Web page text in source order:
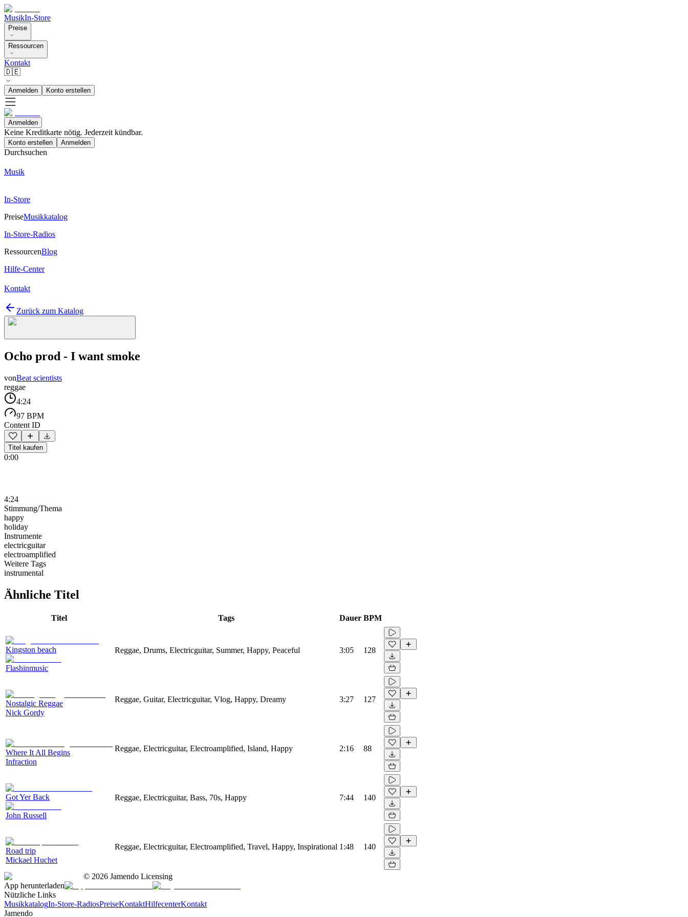
MusikIn-Store
Preise
Ressourcen
Kontakt
🇩🇪
Anmelden Konto erstellen
Anmelden
Keine Kreditkarte nötig. Jederzeit kündbar.
Konto erstellen Anmelden
Durchsuchen
Musik
In-Store
PreiseMusikkatalog
In-Store-Radios
RessourcenBlog
Hilfe-Center
Kontakt
Zurück zum Katalog
Ocho prod - I want smoke
vonBeat scientists
reggae
4:24
97 BPM
Content ID
Titel kaufen
0:00
4:24
Stimmung/Thema
happy
holiday
Instrumente
electricguitar
electroamplified
Weitere Tags
instrumental
Ähnliche Titel
Titel Tags Dauer BPM
Kingston beach
Flashinmusic
Reggae, Drums, Electricguitar, Summer, Happy, Peaceful 3:05 128
Nostalgic Reggae
Nick Gordy
Reggae, Guitar, Electricguitar, Vlog, Happy, Dreamy 3:27 127
Where It All Begins
Infraction
Reggae, Electricguitar, Electroamplified, Island, Happy 2:16 88
Got Yer Back
John Russell
Reggae, Electricguitar, Bass, 70s, Happy 7:44 140
Road trip
Mickael Huchet
Reggae, Electricguitar, Electroamplified, Travel, Happy, Inspirational 1:48 140
© 2026 Jamendo Licensing
App herunterladen
Nützliche Links
MusikkatalogIn-Store-RadiosPreiseKontaktHilfecenterKontakt
Jamendo